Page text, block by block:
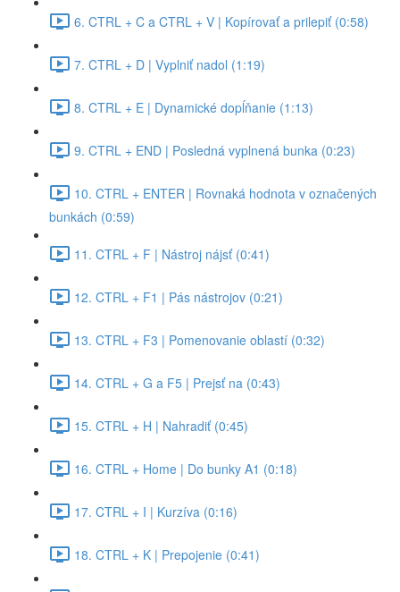
6. CTRL + C a CTRL + V | Kopírovať a prilepiť (0:58)
7. CTRL + D | Vyplniť nadol (1:19)
8. CTRL + E | Dynamické dopĺňanie (1:13)
9. CTRL + END | Posledná vyplnená bunka (0:23)
10. CTRL + ENTER | Rovnaká hodnota v označených
bunkách (0:59)
11. CTRL + F | Nástroj nájsť (0:41)
12. CTRL + F1 | Pás nástrojov (0:21)
13. CTRL + F3 | Pomenovanie oblastí (0:32)
14. CTRL + G a F5 | Prejsť na (0:43)
15. CTRL + H | Nahradiť (0:45)
16. CTRL + Home | Do bunky A1 (0:18)
17. CTRL + I | Kurzíva (0:16)
18. CTRL + K | Prepojenie (0:41)